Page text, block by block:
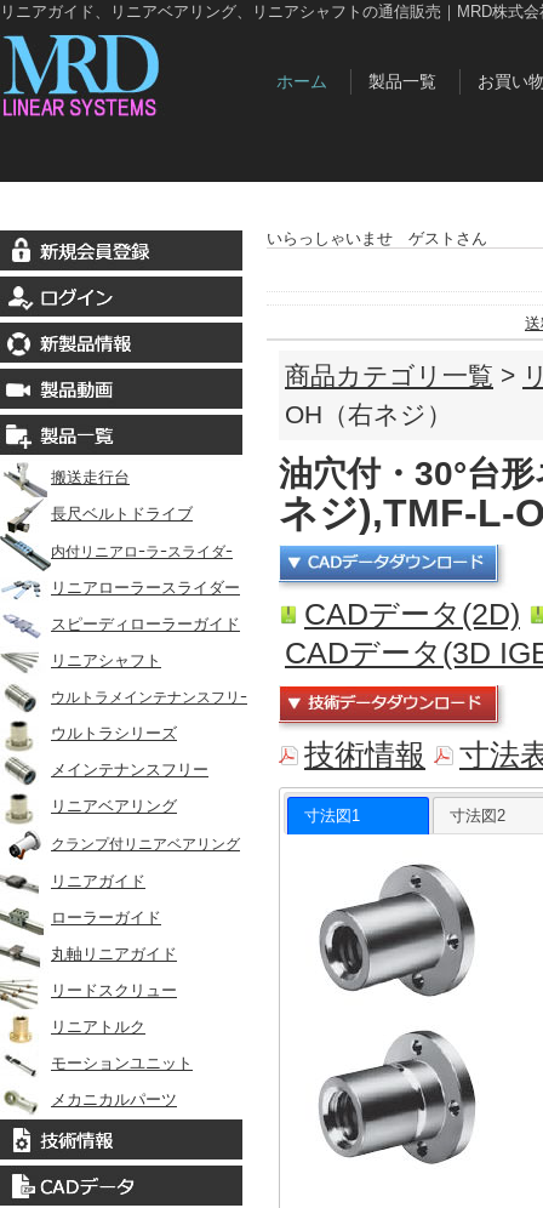
リニアガイド、リニアベアリング、リニアシャフトの通信販売｜MRD株式会
ホーム 製品一覧 お買い
搬送走行台
長尺ベルトドライブ
内付リニアロｰラｰスライダｰ
リニアローラースライダー
スピーディローラーガイド
リニアシャフト
ウルトラメインテナンスフリｰ
ウルトラシリーズ
メインテナンスフリー
リニアベアリング
クランプ付リニアベアリング
リニアガイド
ローラーガイド
丸軸リニアガイド
リードスクリュー
リニアトルク
モーションユニット
メカニカルパーツ
いらっしゃいませ ゲストさん
商品カテゴリ一覧 >
OH（右ネジ）
油穴付・30°台
ネジ),TMF-L-
CADデータ(2D)
CADデータ(3D
技術情報 寸法
寸法図1 寸法図2